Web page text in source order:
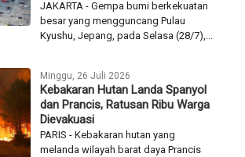
JAKARTA - Gempa bumi berkekuatan
besar yang mengguncang Pulau
Kyushu, Jepang, pada Selasa (28/7),...
Minggu, 26 Juli 2026
Kebakaran Hutan Landa Spanyol
dan Prancis, Ratusan Ribu Warga
Dievakuasi
PARIS - Kebakaran hutan yang
melanda wilayah barat daya Prancis